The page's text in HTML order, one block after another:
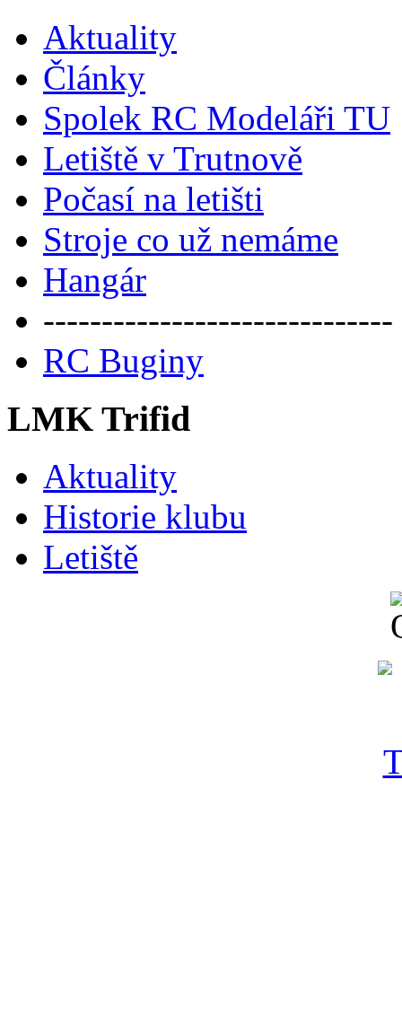
Aktuality
Články
Spolek RC Modeláři TU
Letiště v Trutnově
Počasí na letišti
Stroje co už nemáme
Hangár
------------------------------
RC Buginy
LMK Trifid
Aktuality
Historie klubu
Letiště